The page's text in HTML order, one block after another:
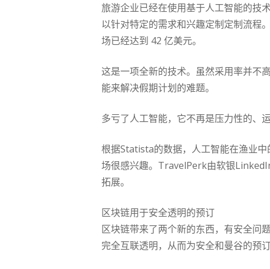
旅游企业已经在使用基于人工智能的技
以针对特定的需求和兴趣定制定制流程
场已经达到 42 亿美元。
这是一项全新的技术。虽然采用率并不
能来解决假期计划的难题。
多亏了人工智能，它不再是压力性的、
根据Statista的数据，人工智能在渔业
场很感兴趣。TravelPerk由软银
拓展。
区块链用于安全透明的预订
区块链带来了两个新的东西，有安全问
完全互联透明，从而为安全和曼谷的预